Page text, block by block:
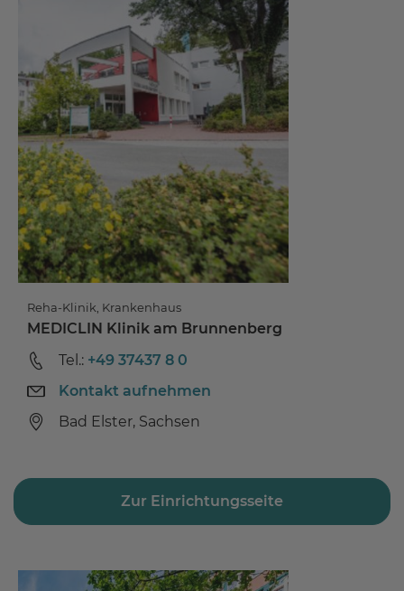
Reha-Klinik, Krankenhaus
MEDICLIN Klinik am Brunnenberg
Tel.: +49 37437 8 0
Kontakt aufnehmen
Bad Elster, Sachsen
Zur Einrichtungsseite